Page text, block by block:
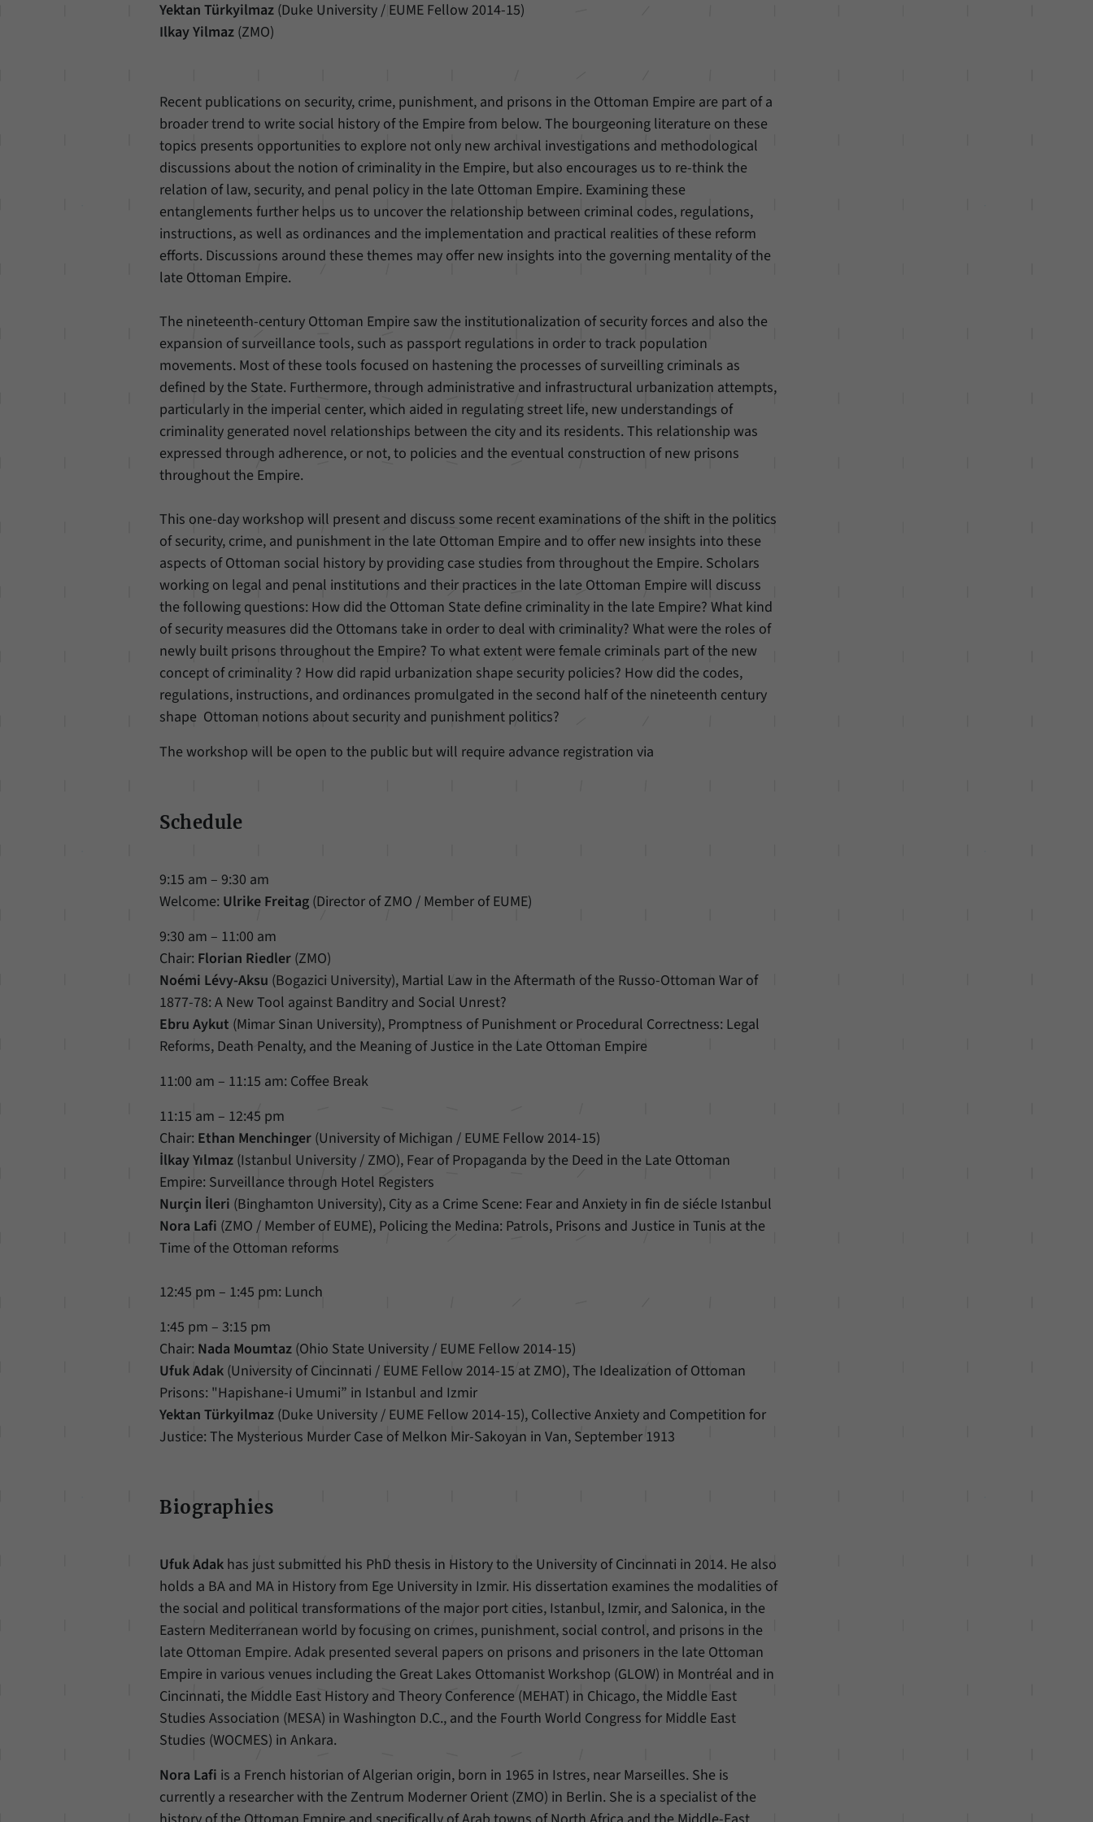
Yektan Türkyilmaz (Duke University / EUME Fellow 2014-15)
Ilkay Yilmaz (ZMO)
Recent publications on security, crime, punishment, and prisons in the Ottoman Empire are part of a
broader trend to write social history of the Empire from below. The bourgeoning literature on these
topics presents opportunities to explore not only new archival investigations and methodological
discussions about the notion of criminality in the Empire, but also encourages us to re-think the
relation of law, security, and penal policy in the late Ottoman Empire. Examining these
entanglements further helps us to uncover the relationship between criminal codes, regulations,
instructions, as well as ordinances and the implementation and practical realities of these reform
efforts. Discussions around these themes may offer new insights into the governing mentality of the
late Ottoman Empire.
The nineteenth-century Ottoman Empire saw the institutionalization of security forces and also the
expansion of surveillance tools, such as passport regulations in order to track population
movements. Most of these tools focused on hastening the processes of surveilling criminals as
defined by the State. Furthermore, through administrative and infrastructural urbanization attempts,
particularly in the imperial center, which aided in regulating street life, new understandings of
criminality generated novel relationships between the city and its residents. This relationship was
expressed through adherence, or not, to policies and the eventual construction of new prisons
throughout the Empire.
This one-day workshop will present and discuss some recent examinations of the shift in the politics
of security, crime, and punishment in the late Ottoman Empire and to offer new insights into these
aspects of Ottoman social history by providing case studies from throughout the Empire. Scholars
working on legal and penal institutions and their practices in the late Ottoman Empire will discuss
the following questions: How did the Ottoman State define criminality in the late Empire? What kind
of security measures did the Ottomans take in order to deal with criminality? What were the roles of
newly built prisons throughout the Empire? To what extent were female criminals part of the new
concept of criminality ? How did rapid urbanization shape security policies? How did the codes,
regulations, instructions, and ordinances promulgated in the second half of the nineteenth century
shape Ottoman notions about security and punishment politics?
The workshop will be open to the public but will require advance registration via
Schedule
9:15 am – 9:30 am
Welcome: Ulrike Freitag (Director of ZMO / Member of EUME)
9:30 am – 11:00 am
Chair: Florian Riedler (ZMO)
Noémi Lévy-Aksu (Bogazici University), Martial Law in the Aftermath of the Russo-Ottoman War of
1877-78: A New Tool against Banditry and Social Unrest?
Ebru Aykut (Mimar Sinan University), Promptness of Punishment or Procedural Correctness: Legal
Reforms, Death Penalty, and the Meaning of Justice in the Late Ottoman Empire
11:00 am – 11:15 am: Coffee Break
11:15 am – 12:45 pm
Chair: Ethan Menchinger (University of Michigan / EUME Fellow 2014-15)
İlkay Yılmaz (Istanbul University / ZMO), Fear of Propaganda by the Deed in the Late Ottoman
Empire: Surveillance through Hotel Registers
Nurçin İleri (Binghamton University), City as a Crime Scene: Fear and Anxiety in fin de siécle Istanbul
Nora Lafi (ZMO / Member of EUME), Policing the Medina: Patrols, Prisons and Justice in Tunis at the
Time of the Ottoman reforms
12:45 pm – 1:45 pm: Lunch
1:45 pm – 3:15 pm
Chair: Nada Moumtaz (Ohio State University / EUME Fellow 2014-15)
Ufuk Adak (University of Cincinnati / EUME Fellow 2014-15 at ZMO), The Idealization of Ottoman
Prisons: "Hapishane-i Umumi” in Istanbul and Izmir
Yektan Türkyilmaz (Duke University / EUME Fellow 2014-15), Collective Anxiety and Competition for
Justice: The Mysterious Murder Case of Melkon Mir-Sakoyan in Van, September 1913
Biographies
Ufuk Adak has just submitted his PhD thesis in History to the University of Cincinnati in 2014. He also
holds a BA and MA in History from Ege University in Izmir. His dissertation examines the modalities of
the social and political transformations of the major port cities, Istanbul, Izmir, and Salonica, in the
Eastern Mediterranean world by focusing on crimes, punishment, social control, and prisons in the
late Ottoman Empire. Adak presented several papers on prisons and prisoners in the late Ottoman
Empire in various venues including the Great Lakes Ottomanist Workshop (GLOW) in Montréal and in
Cincinnati, the Middle East History and Theory Conference (MEHAT) in Chicago, the Middle East
Studies Association (MESA) in Washington D.C., and the Fourth World Congress for Middle East
Studies (WOCMES) in Ankara.
Nora Lafi is a French historian of Algerian origin, born in 1965 in Istres, near Marseilles. She is
currently a researcher with the Zentrum Moderner Orient (ZMO) in Berlin. She is a specialist of the